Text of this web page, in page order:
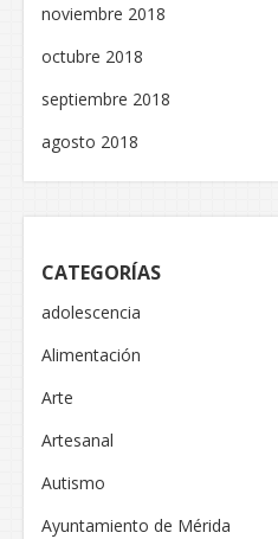
noviembre 2018
octubre 2018
septiembre 2018
agosto 2018
CATEGORÍAS
adolescencia
Alimentación
Arte
Artesanal
Autismo
Ayuntamiento de Mérida